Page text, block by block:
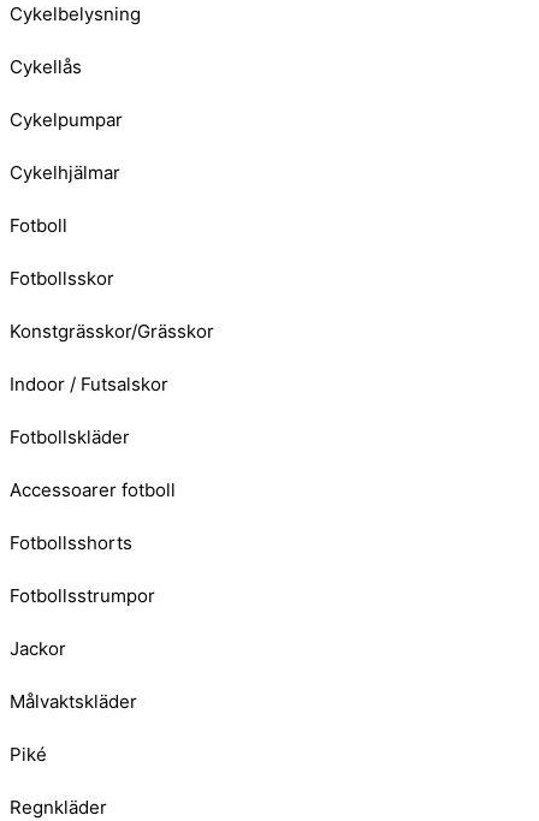
Cykelbelysning
Cykellås
Cykelpumpar
Cykelhjälmar
Fotboll
Fotbollsskor
Konstgrässkor/Grässkor
Indoor / Futsalskor
Fotbollskläder
Accessoarer fotboll
Fotbollsshorts
Fotbollsstrumpor
Jackor
Målvaktskläder
Piké
Regnkläder